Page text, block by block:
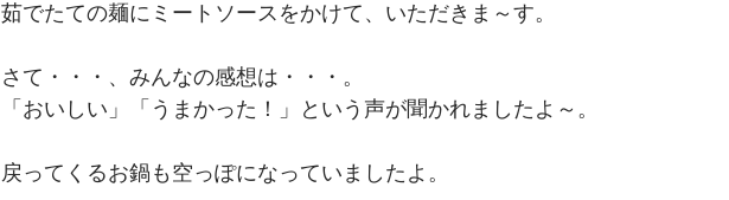
茹でたての麺にミートソースをかけて、いただきま～す。
さて・・・、みんなの感想は・・・。
「おいしい」「うまかった！」という声が聞かれましたよ～。
戻ってくるお鍋も空っぽになっていましたよ。